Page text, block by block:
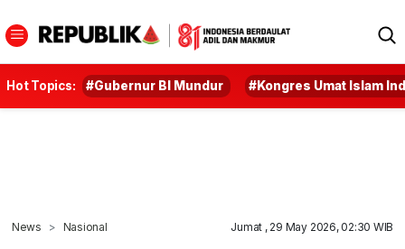
Hot Topics: #Gubernur BI Mundur #Kongres Umat Islam
News Nasional Jumat , 29 May 2026, 02:30 WIB